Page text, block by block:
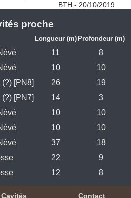
BTH - 20/10/2019
proche
Longueur (m) Profondeur (m)
11
8
10
10
[PN8] 26
19
[PN7] 14
3
10
10
10
10
37
18
22
9
12 8
Cavités Contact